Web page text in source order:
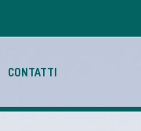
CONTATTI